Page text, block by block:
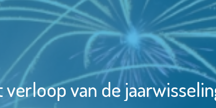
van de